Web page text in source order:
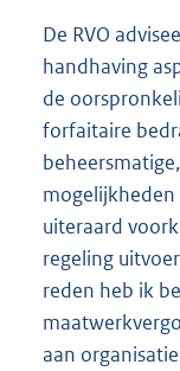
De RVO
handhaving
de
forfaitaire
uiteraard
regeling
reden heb ik
aan